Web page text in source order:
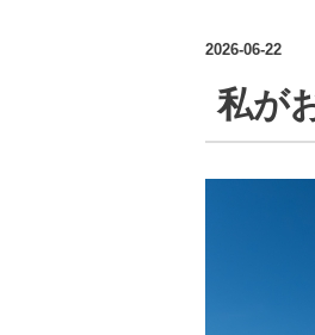
2026-06-22
私が